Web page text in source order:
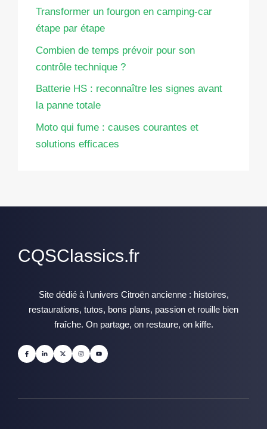
Transformer un fourgon en camping-car
étape par étape
Combien de temps prévoir pour son
contrôle technique ?
Batterie HS : reconnaître les signes avant
la panne totale
Moto qui fume : causes courantes et
solutions efficaces
CQSClassics.fr
Site dédié à l’univers Citroën ancienne : histoires,
restaurations, tutos, bons plans, passion et rouille bien
fraîche. On partage, on restaure, on kiffe.